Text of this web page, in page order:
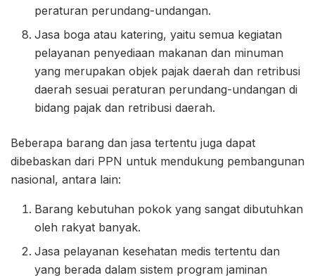
peraturan perundang-undangan.
Jasa boga atau katering, yaitu semua kegiatan
pelayanan penyediaan makanan dan minuman
yang merupakan objek pajak daerah dan retribusi
daerah sesuai peraturan perundang-undangan di
bidang pajak dan retribusi daerah.
Beberapa barang dan jasa tertentu juga dapat
dibebaskan dari PPN untuk mendukung pembangunan
nasional, antara lain:
Barang kebutuhan pokok yang sangat dibutuhkan
oleh rakyat banyak.
Jasa pelayanan kesehatan medis tertentu dan
yang berada dalam sistem program jaminan